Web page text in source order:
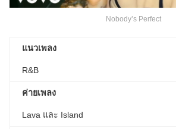
Nobody’s Perfect
แนวเพลง
R&B
ค่ายเพลง
Lava และ Island